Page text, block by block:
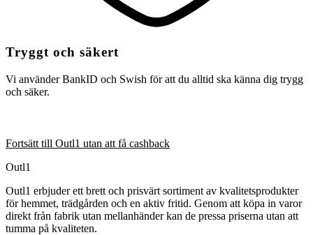
Tryggt och säkert
Vi använder BankID och Swish för att du alltid ska känna dig trygg
och säker.
Fortsätt till Outl1 utan att få cashback
Outl1
Outl1 erbjuder ett brett och prisvärt sortiment av kvalitetsprodukter
för hemmet, trädgården och en aktiv fritid. Genom att köpa in varor
direkt från fabrik utan mellanhänder kan de pressa priserna utan att
tumma på kvaliteten.